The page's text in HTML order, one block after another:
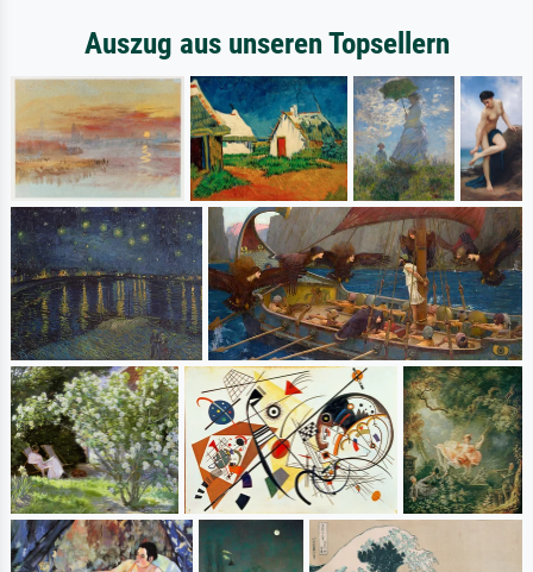
Auszug aus unseren Topsellern